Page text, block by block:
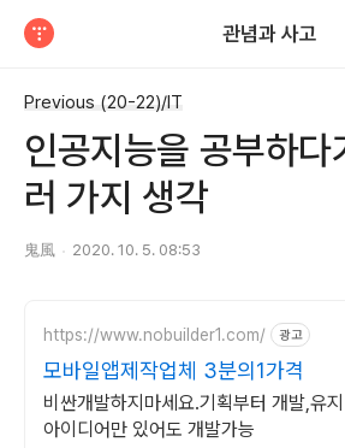
관념과 사고
Previous (20-22)/IT
인공지능을 공부하다
러 가지 생각
鬼風 2020. 10. 5. 08:53
https://www.nobuilder1.com/ 광고
모바일앱제작업체 3분의1가격
비싼개발하지마세요.기획부터 개발,유
아이디어만 있어도 개발가능